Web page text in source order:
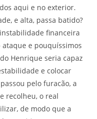
aqui e no exterior.
e alta, passa batido?
financeira
e pouquíssimos
Henrique seria capaz
e colocar
pelo furacão, a
recolheu, o real
de modo que a